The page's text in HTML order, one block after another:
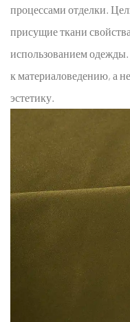
хвоста»
2.1
экологически
чистые
поставщики
влагоотводящая
ткань
для
спортивной
одежды
процессами отделки.
присущие ткани
использованием
к материаловедению, а
эстетику.